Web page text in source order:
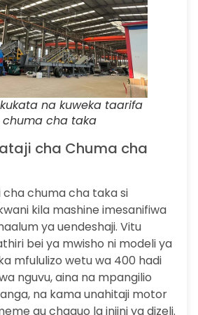
na kuweka taarifa
chuma cha taka
cha Chuma cha
cha chuma cha taka si
kila mashine imesanifiwa
ya uendeshaji. Vitu
bei ya mwisho ni modeli ya
mfululizo wetu wa 400 hadi
nguvu, aina na mpangilio
na kama unahitaji motor
au chaguo la injini ya dizeli.